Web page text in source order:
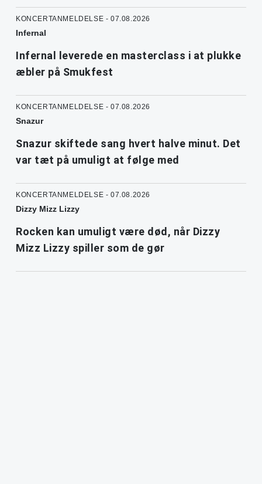
KONCERTANMELDELSE - 07.08.2026
Infernal
Infernal leverede en masterclass i at plukke
æbler på Smukfest
KONCERTANMELDELSE - 07.08.2026
Snazur
Snazur skiftede sang hvert halve minut. Det
var tæt på umuligt at følge med
KONCERTANMELDELSE - 07.08.2026
Dizzy Mizz Lizzy
Rocken kan umuligt være død, når Dizzy
Mizz Lizzy spiller som de gør